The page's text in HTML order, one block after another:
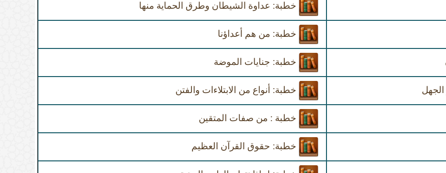
خطبة: عداوة الشيطان وطرق الحماية منها
خطبة: من هم أعداؤنا
خطبة: جنايات الموضة
خطبة: أنواع من الابتلاءات والفتن
خطبة : من صفات المتقين
خطبة: حقوق القرآن العظيم